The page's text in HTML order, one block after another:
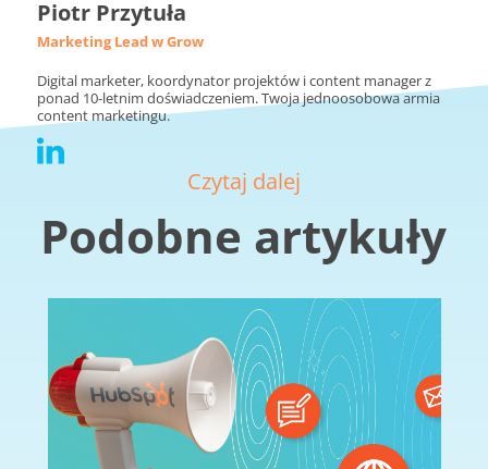
Piotr Przytuła
Marketing Lead w Grow
Digital marketer, koordynator projektów i content manager z
ponad 10-letnim doświadczeniem. Twoja jednoosobowa armia
content marketingu.
Czytaj dalej
Podobne artykuły